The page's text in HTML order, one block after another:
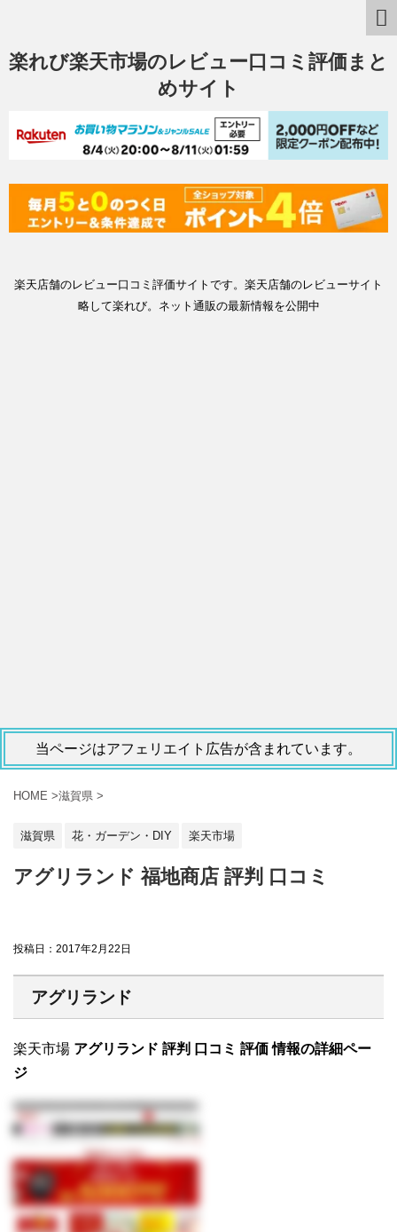
楽れび楽天市場のレビュー口コミ評価まと
めサイト
楽天店舗のレビュー口コミ評価サイトです。楽天店舗のレビューサイト
略して楽れび。ネット通販の最新情報を公開中
当ページはアフェリエイト広告が含まれています。
HOME >滋賀県 >
滋賀県 花・ガーデン・DIY 楽天市場
アグリランド 福地商店 評判 口コミ
投稿日： 2017年2月22日
アグリランド
楽天市場 アグリランド 評判 口コミ 評価 情報の詳細ペー
ジ